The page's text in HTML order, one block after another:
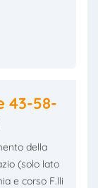
43-58-
della
(solo lato
e corso F.lli